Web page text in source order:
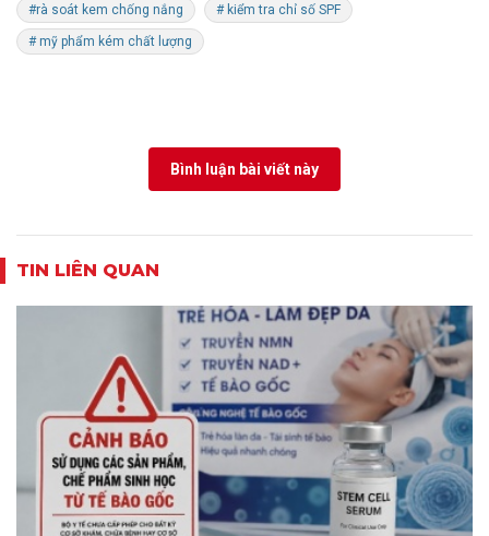
#rà soát kem chống nắng # kiểm tra chỉ số SPF
# mỹ phẩm kém chất lượng
Bình luận bài viết này
TIN LIÊN QUAN